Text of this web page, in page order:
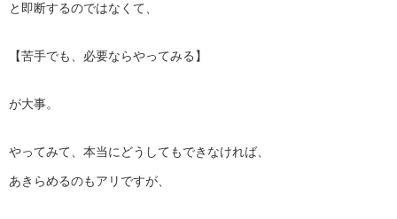
と即断するのではなくて、
【苦手でも、必要ならやってみる】
が大事。
やってみて、本当にどうしてもできなければ、
あきらめるのもアリですが、